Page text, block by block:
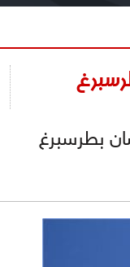
بطرسبرغ